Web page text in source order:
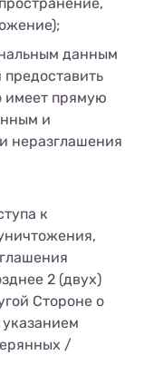
данным
имеет прямую
и
неразглашения
к
2 (двух)
Стороне о
/